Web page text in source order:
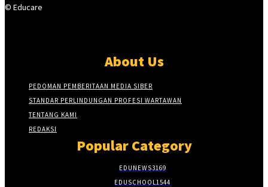
© Educare
About Us
PEDOMAN PEMBERITAAN MEDIA SIBER
STANDAR PERLINDUNGAN PROFESI WARTAWAN
TENTANG KAMI
REDAKSI
Popular Category
EDUNEWS3169
EDUSCHOOL1544